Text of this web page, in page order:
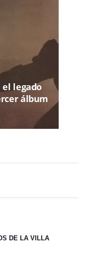
legado
álbum
DE LA VILLA